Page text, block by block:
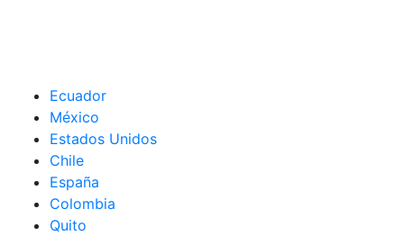
Ecuador
México
Estados Unidos
Chile
España
Colombia
Quito